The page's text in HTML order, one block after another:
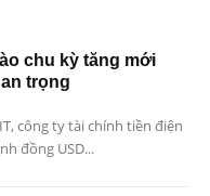
chu kỳ tăng mới
trọng
công ty tài chính tiền điện
đồng USD...